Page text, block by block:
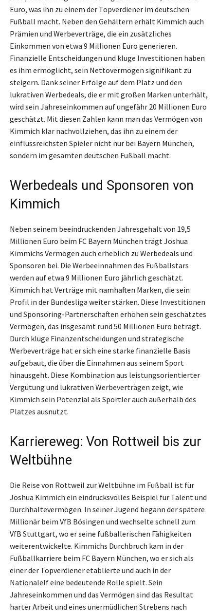
Euro, was ihn zu einem der Topverdiener im deutschen
Fußball macht. Neben den Gehältern erhält Kimmich auch
Prämien und Werbeverträge, die ein zusätzliches
Einkommen von etwa 9 Millionen Euro generieren.
Finanzielle Entscheidungen und kluge Investitionen haben
es ihm ermöglicht, sein Nettovermögen signifikant zu
steigern. Dank seiner Erfolge auf dem Platz und den
lukrativen Werbedeals, die er mit großen Marken unterhält,
wird sein Jahreseinkommen auf ungefähr 20 Millionen Euro
geschätzt. Mit diesen Zahlen kann man das Vermögen von
Kimmich klar nachvollziehen, das ihn zu einem der
einflussreichsten Spieler nicht nur bei Bayern München,
sondern im gesamten deutschen Fußball macht.
Werbedeals und Sponsoren von
Kimmich
Neben seinem beeindruckenden Jahresgehalt von 19,5
Millionen Euro beim FC Bayern München trägt Joshua
Kimmichs Vermögen auch erheblich zu Werbedeals und
Sponsoren bei. Die Werbeeinnahmen des Fußballstars
werden auf etwa 9 Millionen Euro jährlich geschätzt.
Kimmich hat Verträge mit namhaften Marken, die sein
Profil in der Bundesliga weiter stärken. Diese Investitionen
und Sponsoring-Partnerschaften erhöhen sein geschätztes
Vermögen, das insgesamt rund 50 Millionen Euro beträgt.
Durch kluge Finanzentscheidungen und strategische
Werbeverträge hat er sich eine starke finanzielle Basis
aufgebaut, die über die Einnahmen aus seinem Sport
hinausgeht. Diese Kombination aus leistungsorientierter
Vergütung und lukrativen Werbeverträgen zeigt, wie
Kimmich sein Potenzial als Sportler auch außerhalb des
Platzes ausnutzt.
Karriereweg: Von Rottweil bis zur
Weltbühne
Die Reise von Rottweil zur Weltbühne im Fußball ist für
Joshua Kimmich ein eindrucksvolles Beispiel für Talent und
Durchhaltevermögen. In seiner Jugend begann der spätere
Millionär beim VfB Bösingen und wechselte schnell zum
VfB Stuttgart, wo er seine fußballerischen Fähigkeiten
weiterentwickelte. Kimmichs Durchbruch kam in der
Fußballkarriere beim FC Bayern München, wo er sich als
einer der Topverdiener etablierte und auch in der
Nationalelf eine bedeutende Rolle spielt. Sein
Jahreseinkommen und das Vermögen sind das Resultat
harter Arbeit und eines unermüdlichen Strebens nach